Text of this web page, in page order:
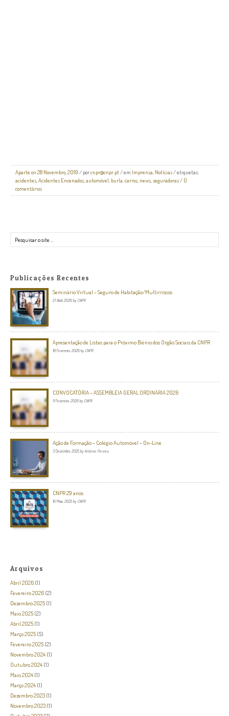
Aparte on 28 Novembro, 2019 / porcnpr@cnpr.pt/ em Imprensa, Notícias/ etiquetas:
acidentes,Acidentes Encenados,automóvel, burla,carros, news,seguradoras/ 0
comentários
Publicações Recentes
Seminário Virtual – Seguro de Habitação/Multirriscos
21 Abril, 2026 by CNPR
Apresentação de Listas para o Próximo Biénio dos Orgão Sociais da CNPR
18 Fevereiro, 2026 by CNPR
CONVOCATÓRIA – ASSEMBLEIA GERAL ORDINÁRIA 2026
11 Fevereiro, 2026 by CNPR
Ação de Formação – Colégio Automóvel – On-Line
3 Dezembro, 2025 by António Pereira
CNPR 29 anos
16 Maio, 2025 by CNPR
Arquivos
Abril 2026 (1)
Fevereiro 2026 (2)
Dezembro 2025 (1)
Maio 2025 (2)
Abril 2025 (1)
Março 2025 (5)
Fevereiro 2025 (2)
Novembro 2024 (1)
Outubro 2024 (1)
Maio 2024 (1)
Março 2024 (1)
Dezembro 2023 (1)
Novembro 2023 (1)